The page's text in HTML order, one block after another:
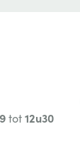
9tot12u30